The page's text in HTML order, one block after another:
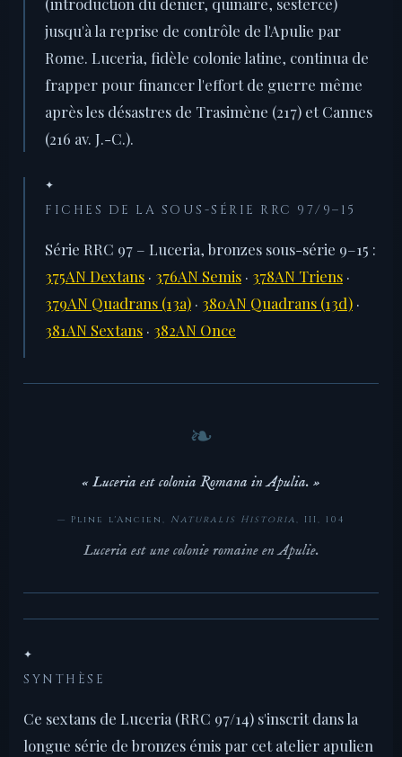
jusqu'à la reprise de contrôle de l'Apulie par
Rome. Luceria, fidèle colonie latine, continua de
frapper pour financer l'effort de guerre même
après les désastres de Trasimène (217) et Cannes
(216 av. J.-C.).
✦
FICHES DE LA SOUS-SÉRIE RRC 97/9–15
Série RRC 97 – Luceria, bronzes sous-série 9–15 :
375AN Dextans · 376AN Semis · 378AN Triens ·
379AN Quadrans (13a) · 380AN Quadrans (13d) ·
381AN Sextans · 382AN Once
« Luceria est colonia Romana in Apulia. »
— Pline l'Ancien, Naturalis Historia, III, 104
Luceria est une colonie romaine en Apulie.
✦
SYNTHÈSE
Ce sextans de Luceria (RRC 97/14) s'inscrit dans la
longue série de bronzes émis par cet atelier apulien